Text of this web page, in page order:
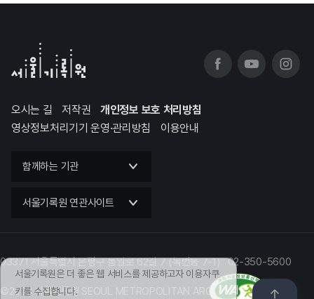
서울기록원은 더 좋은 웹 서비스를 제공하고자 이용자쿠
키를 수집합니다.
오시는 길 저작권
개인정보 보호 처리방침
영상정보처리기기 운영·관리방침
이용안내
함께하는 기관
서울기록원 연관사이트
03371 서울특별시 은평구 통일로 62길 7 (녹번동 7-1) 02-350-5600
©2023 서울기록원 SEOUL METROPOLITAN ARCHIVES